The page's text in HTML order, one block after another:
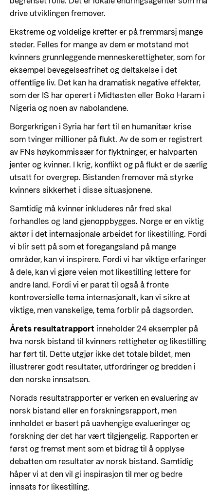
drive utviklingen fremover.
Ekstreme og voldelige krefter er på fremmarsj mange
steder. Felles for mange av dem er motstand mot
kvinners grunnleggende menneskerettigheter, som for
eksempel bevegelsesfrihet og deltakelse i det
offentlige liv. Det kan ha dramatisk negative effekter,
som der IS har operert i Midtøsten eller Boko Haram i
Nigeria og noen av nabolandene.
Borgerkrigen i Syria har ført til en humanitær krise
som tvinger millioner på flukt. Av de som er registrert
av FNs høykommissær for flyktninger, er halvparten
jenter og kvinner. I krig, konflikt og på flukt er de særlig
utsatt for overgrep. Bistanden fremover må styrke
kvinners sikkerhet i disse situasjonene.
Samtidig må kvinner inkluderes når fred skal
forhandles og land gjenoppbygges. Norge er en viktig
aktør i det internasjonale arbeidet for likestilling. Fordi
vi blir sett på som et foregangsland på mange
områder, kan vi inspirere. Fordi vi har viktige erfaringer
å dele, kan vi gjøre veien mot likestilling lettere for
andre land. Fordi vi er parat til også å fronte
kontroversielle tema internasjonalt, kan vi sikre at
viktige, men vanskelige, tema forblir på dagsorden.
Årets resultatrapport inneholder 24 eksempler på
hva norsk bistand til kvinners rettigheter og likestilling
har ført til. Dette utgjør ikke det totale bildet, men
illustrerer godt resultater, utfordringer og bredden i
den norske innsatsen.
Norads resultatrapporter er verken en evaluering av
norsk bistand eller en forskningsrapport, men
innholdet er basert på uavhengige evalueringer og
forskning der det har vært tilgjengelig. Rapporten er
først og fremst ment som et bidrag til å opplyse
debatten om resultater av norsk bistand. Samtidig
håper vi at den vil gi inspirasjon til mer og bedre
innsats for likestilling.